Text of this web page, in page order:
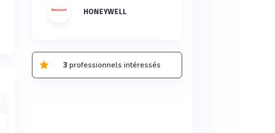
HONEYWELL
3professionnels intéressés